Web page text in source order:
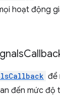
hoạt động
để
đến mức độ